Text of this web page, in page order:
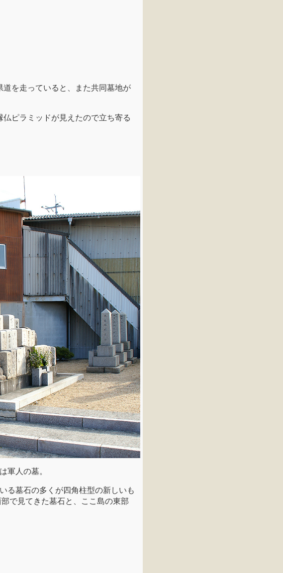
道を走っていると、また共同墓地が
仏ピラミッドが見えたので立ち寄る
軍人の墓。
る墓石の多くが四角柱型の新しいも
で見てきた墓石と、ここ島の東部